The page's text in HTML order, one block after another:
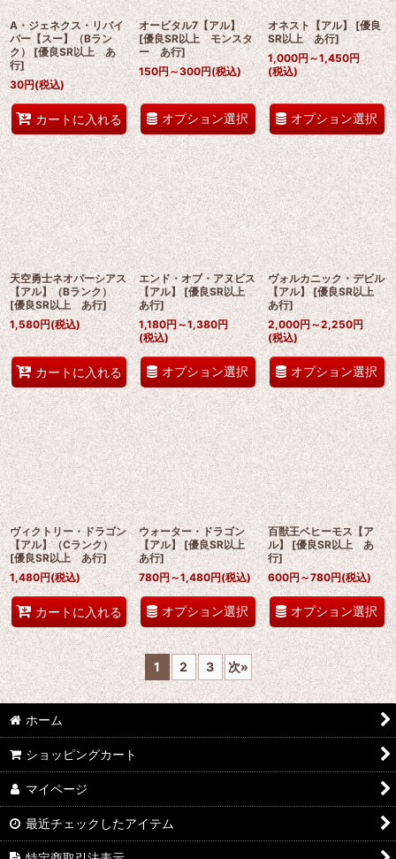
A・ジェネクス・リバイ
バー【スー】（Bラン
ク） [優良SR以上 あ
行]
30円(税込)
カートに入れる
オービタル7【アル】
[優良SR以上 モンスタ
ー あ行]
150円～300円(税込)
オプション選択
オネスト【アル】 [優良
SR以上 あ行]
1,000円～1,450円
(税込)
オプション選択
天空勇士ネオパーシアス
【アル】（Bランク）
[優良SR以上 あ行]
1,580円(税込)
カートに入れる
エンド・オブ・アヌビス
【アル】 [優良SR以上
あ行]
1,180円～1,380円
(税込)
オプション選択
ヴォルカニック・デビル
【アル】 [優良SR以上
あ行]
2,000円～2,250円
(税込)
オプション選択
ヴィクトリー・ドラゴン
【アル】（Cランク）
[優良SR以上 あ行]
1,480円(税込)
カートに入れる
ウォーター・ドラゴン
【アル】 [優良SR以上
あ行]
780円～1,480円(税込)
オプション選択
百獣王ベヒーモス【ア
ル】 [優良SR以上 あ
行]
600円～780円(税込)
オプション選択
1 2 3 次»
ホーム
ショッピングカート
マイページ
最近チェックしたアイテム